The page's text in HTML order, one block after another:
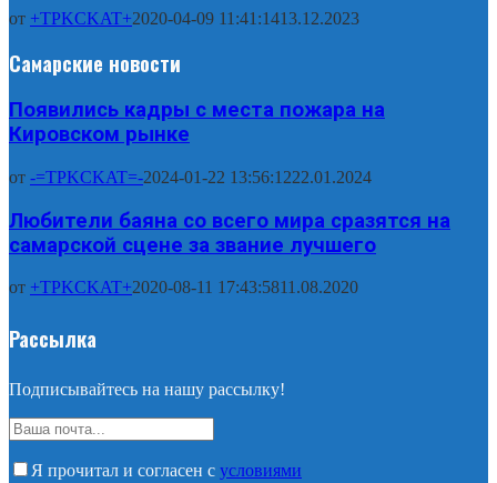
от +TPKCKAT+2020-04-09 11:41:1413.12.2023
Самарские новости
Появились кадры с места пожара на
Кировском рынке
от -=TPKCKAT=-2024-01-22 13:56:1222.01.2024
Любители баяна со всего мира сразятся на
самарской сцене за звание лучшего
от +TPKCKAT+2020-08-11 17:43:5811.08.2020
Рассылка
Подписывайтесь на нашу рассылку!
Я прочитал и согласен с условиями